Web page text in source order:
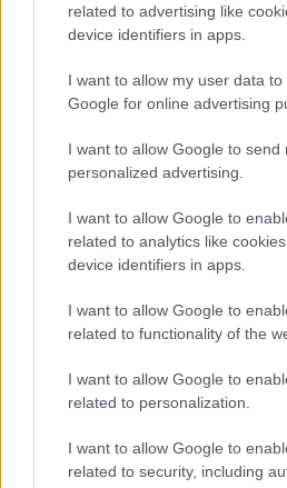
related to advertising like
device identifiers in apps.
I want to allow my user data
Google for online advertising
I want to allow Google to send
personalized advertising.
I want to allow Google to
related to analytics like
device identifiers in apps.
I want to allow Google to
related to functionality of the
I want to allow Google to
related to personalization.
I want to allow Google to
related to security, including